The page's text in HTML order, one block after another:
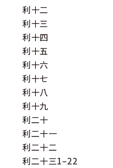
利十二
利十三
利十四
利十五
利十六
利十七
利十八
利十九
利二十
利二十一
利二十二
利二十三1–22